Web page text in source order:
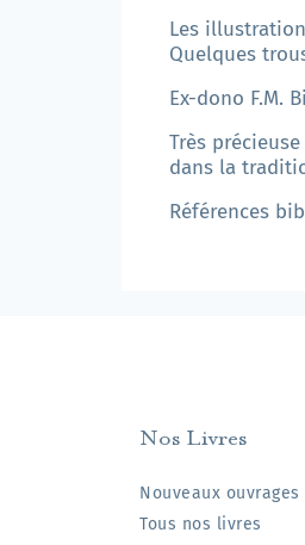
Les
Quelques
Ex-dono F.M.
Très
dans la
Références
Nos Livres
Nouveaux ouvrages
Tous nos livres